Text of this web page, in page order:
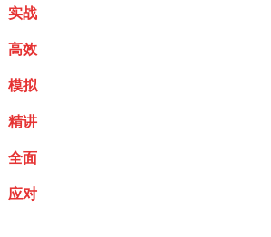
实战
高效
模拟
精讲
全面
应对